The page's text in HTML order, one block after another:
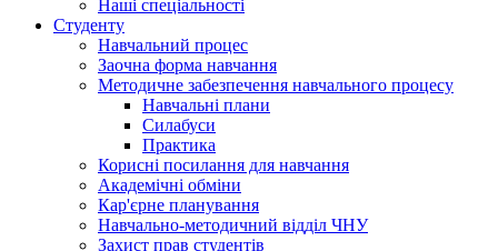
Наші спеціальності
Студенту
Навчальний процес
Заочна форма навчання
Методичне забезпечення навчального процесу
Навчальні плани
Силабуси
Практика
Корисні посилання для навчання
Академічні обміни
Кар'єрне планування
Навчально-методичний відділ ЧНУ
Захист прав студентів